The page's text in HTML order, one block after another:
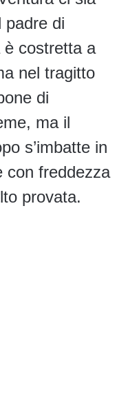
padre di
è costretta a
nel tragitto
di
ma il
s’imbatte in
con freddezza
provata.